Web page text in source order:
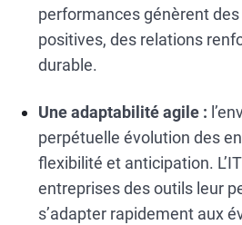
performances génèrent
positives, des relations
durable.
Une adaptabilité agile :
perpétuelle évolution des
flexibilité et anticipation.
entreprises des outils leur
s’adapter rapidement aux